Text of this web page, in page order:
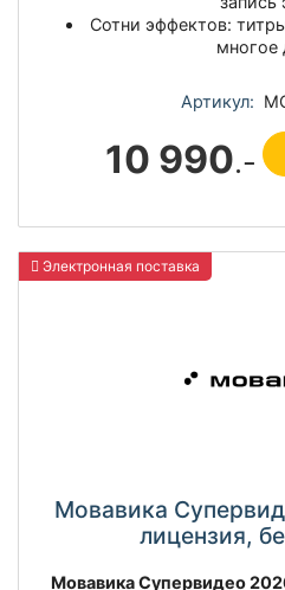
Сотни эффектов:
многое
Артикул:
10 990.-
Электронная поставка
Мовавика
лицензия,
Мовавика Супервидео